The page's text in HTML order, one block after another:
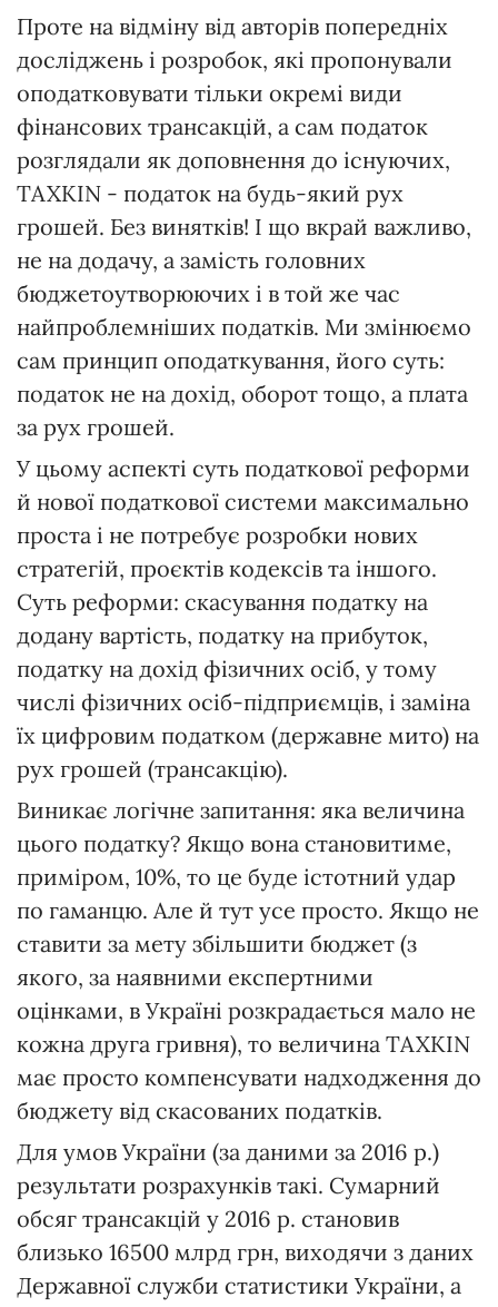
Проте на відміну від авторів попередніх
досліджень і розробок, які пропонували
оподатковувати тільки окремі види
фінансових трансакцій, а сам податок
розглядали як доповнення до існуючих,
TAXKIN - податок на будь-який рух
грошей. Без винятків! І що вкрай важливо,
не на додачу, а замість головних
бюджетоутворюючих і в той же час
найпроблемніших податків. Ми змінюємо
сам принцип оподаткування, його суть:
податок не на дохід, оборот тощо, а плата
за рух грошей.
У цьому аспекті суть податкової реформи
й нової податкової системи максимально
проста і не потребує розробки нових
стратегій, проєктів кодексів та іншого.
Суть реформи: скасування податку на
додану вартість, податку на прибуток,
податку на дохід фізичних осіб, у тому
числі фізичних осіб-підприємців, і заміна
їх цифровим податком (державне мито) на
рух грошей (трансакцію).
Виникає логічне запитання: яка величина
цього податку? Якщо вона становитиме,
приміром, 10%, то це буде істотний удар
по гаманцю. Але й тут усе просто. Якщо не
ставити за мету збільшити бюджет (з
якого, за наявними експертними
оцінками, в Україні розкрадається мало не
кожна друга гривня), то величина TAXKIN
має просто компенсувати надходження до
бюджету від скасованих податків.
Для умов України (за даними за 2016 р.)
результати розрахунків такі. Сумарний
обсяг трансакцій у 2016 р. становив
близько 16500 млрд грн, виходячи з даних
Державної служби статистики України, а